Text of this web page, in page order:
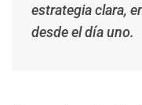
estrategia clara,
desde el día uno.